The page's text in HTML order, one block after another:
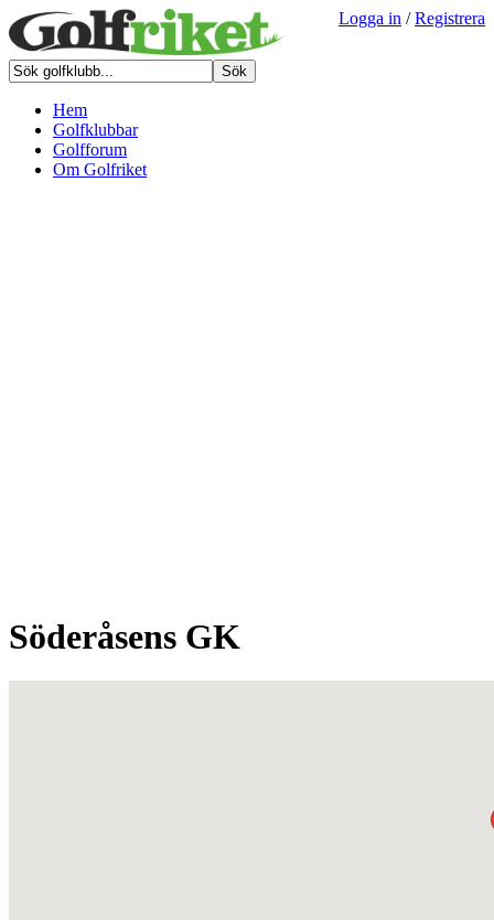
Logga in /Registrera
Hem
Golfklubbar
Golfforum
Om Golfriket
Söderåsens GK